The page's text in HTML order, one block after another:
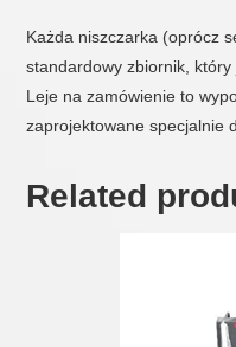
Każda niszczarka (oprócz
standardowy zbiornik,
Leje na zamówienie to
zaprojektowane specjalnie
Related